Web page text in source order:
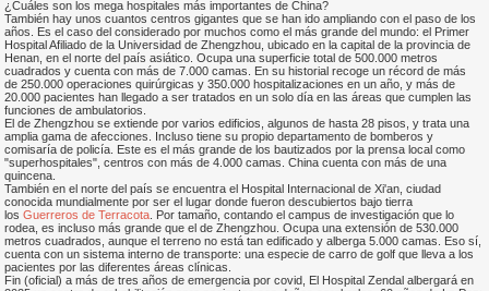
¿Cuáles son los mega hospitales más importantes de China?
También hay unos cuantos centros gigantes que se han ido ampliando con el paso de los
años. Es el caso del considerado por muchos como el más grande del mundo: el Primer
Hospital Afiliado de la Universidad de Zhengzhou, ubicado en la capital de la provincia de
Henan, en el norte del país asiático. Ocupa una superficie total de 500.000 metros
cuadrados y cuenta con más de 7.000 camas. En su historial recoge un récord de más
de 250.000 operaciones quirúrgicas y 350.000 hospitalizaciones en un año, y más de
20.000 pacientes han llegado a ser tratados en un solo día en las áreas que cumplen las
funciones de ambulatorios.
El de Zhengzhou se extiende por varios edificios, algunos de hasta 28 pisos, y trata una
amplia gama de afecciones. Incluso tiene su propio departamento de bomberos y
comisaría de policía. Este es el más grande de los bautizados por la prensa local como
"superhospitales", centros con más de 4.000 camas. China cuenta con más de una
quincena.
También en el norte del país se encuentra el Hospital Internacional de Xi'an, ciudad
conocida mundialmente por ser el lugar donde fueron descubiertos bajo tierra
los Guerreros de Terracota . Por tamaño, contando el campus de investigación que lo
rodea, es incluso más grande que el de Zhengzhou. Ocupa una extensión de 530.000
metros cuadrados, aunque el terreno no está tan edificado y alberga 5.000 camas. Eso sí,
cuenta con un sistema interno de transporte: una especie de carro de golf que lleva a los
pacientes por las diferentes áreas clínicas.
Fin (oficial) a más de tres años de emergencia por covid, El Hospital Zendal albergará en